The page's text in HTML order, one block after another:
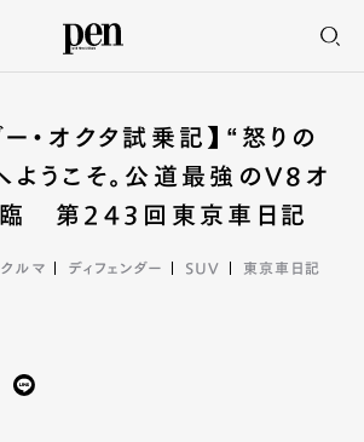
ー・オクタ試乗記】“怒りの
ようこそ。公道最強のV8オ
臨 第243回東京車日記
クルマ ディフェンダー SUV 東京車日記